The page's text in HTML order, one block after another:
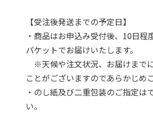
【受注後発送までの予定日】
・商品はお申込み受付後、10日
パケットでお届けいたします。
※天候や注文状況、お届けまで
ことがございますのであらかじめ
・のし紙及び二重包装のご指定は
い。